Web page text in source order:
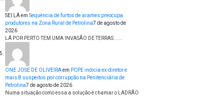
SEI LÁem Sequência de furtos de arames preocupa
produtores na Zona Rural de Petrolina7 de agosto de
2026
LÁ POR PERTO TEM UMA INVASÃO DE TERRAS......
ONE JOSE DE OLIVEIRAem PCPE indicia ex-diretor e
mais 8 suspeitos por corrupção na Penitenciária de
Petrolina7 de agosto de 2026
Numa situação como essa a solução é chamar o LADRÃO